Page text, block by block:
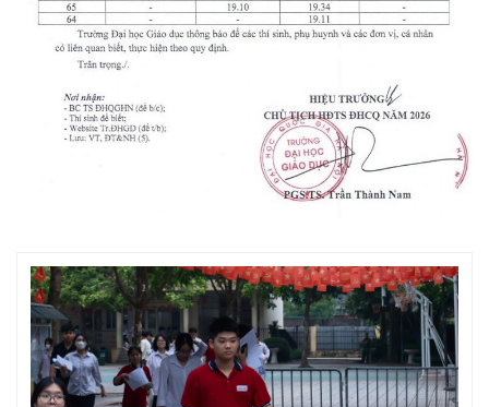
Kinh tế
Bất động sản
Thị trường
Chứng khoán
Giá cà phê